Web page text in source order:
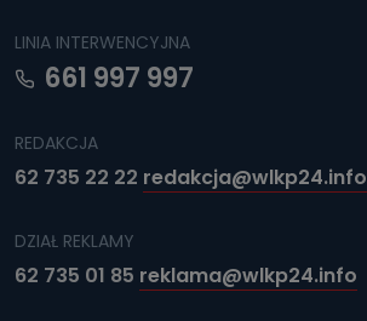
LINIA INTERWENCYJNA
661 997 997
REDAKCJA
62 735 22 22 redakcja@wlkp24.info
DZIAŁ REKLAMY
62 735 01 85 reklama@wlkp24.info